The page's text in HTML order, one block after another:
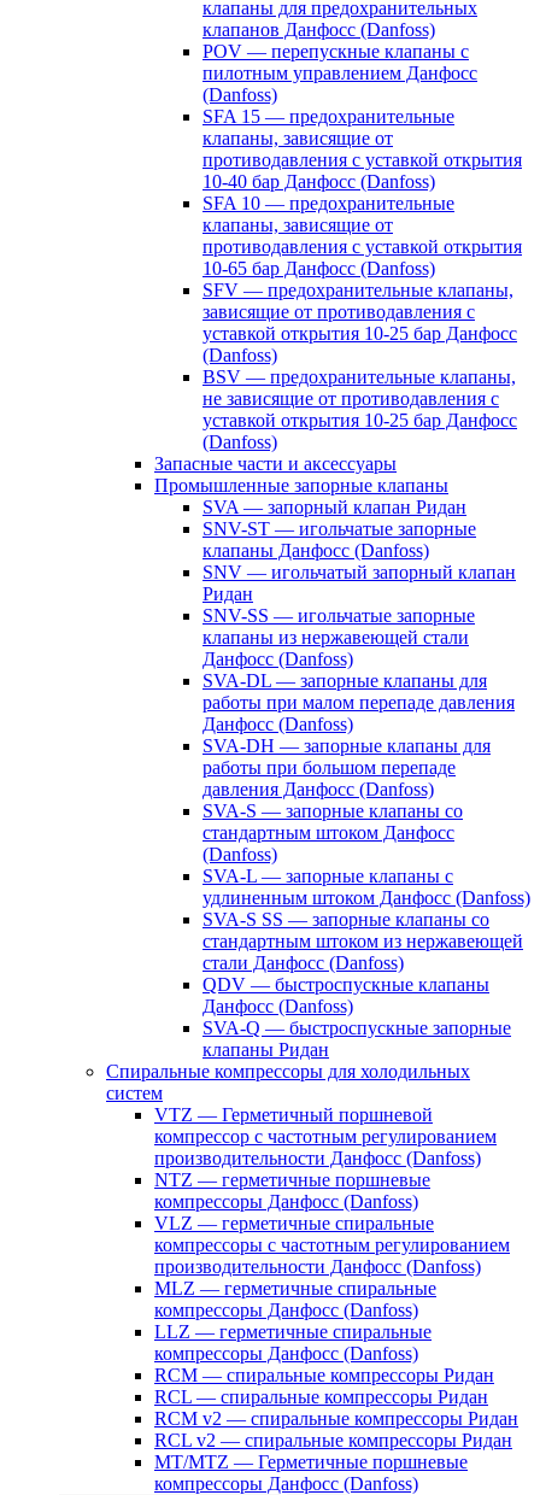
клапаны для предохранительных
клапанов Данфосс (Danfoss)
POV — перепускные клапаны с
пилотным управлением Данфосс
(Danfoss)
SFA 15 — предохранительные
клапаны, зависящие от
противодавления с уставкой открытия
10-40 бар Данфосс (Danfoss)
SFA 10 — предохранительные
клапаны, зависящие от
противодавления с уставкой открытия
10-65 бар Данфосс (Danfoss)
SFV — предохранительные клапаны,
зависящие от противодавления с
уставкой открытия 10-25 бар Данфосс
(Danfoss)
BSV — предохранительные клапаны,
не зависящие от противодавления с
уставкой открытия 10-25 бар Данфосс
(Danfoss)
Запасные части и аксессуары
Промышленные запорные клапаны
SVA — запорный клапан Ридан
SNV-ST — игольчатые запорные
клапаны Данфосс (Danfoss)
SNV — игольчатый запорный клапан
Ридан
SNV-SS — игольчатые запорные
клапаны из нержавеющей стали
Данфосс (Danfoss)
SVA-DL — запорные клапаны для
работы при малом перепаде давления
Данфосс (Danfoss)
SVA-DH — запорные клапаны для
работы при большом перепаде
давления Данфосс (Danfoss)
SVA-S — запорные клапаны со
стандартным штоком Данфосс
(Danfoss)
SVA-L — запорные клапаны с
удлиненным штоком Данфосс (Danfoss)
SVA-S SS — запорные клапаны со
стандартным штоком из нержавеющей
стали Данфосс (Danfoss)
QDV — быстроспускные клапаны
Данфосс (Danfoss)
SVA-Q — быстроспускные запорные
клапаны Ридан
Спиральные компрессоры для холодильных
систем
VTZ — Герметичный поршневой
компрессор с частотным регулированием
производительности Данфосс (Danfoss)
NTZ — герметичные поршневые
компрессоры Данфосс (Danfoss)
VLZ — герметичные спиральные
компрессоры с частотным регулированием
производительности Данфосс (Danfoss)
MLZ — герметичные спиральные
компрессоры Данфосс (Danfoss)
LLZ — герметичные спиральные
компрессоры Данфосс (Danfoss)
RCM — спиральные компрессоры Ридан
RCL — спиральные компрессоры Ридан
RCM v2 — спиральные компрессоры Ридан
RCL v2 — спиральные компрессоры Ридан
MT/MTZ — Герметичные поршневые
компрессоры Данфосс (Danfoss)